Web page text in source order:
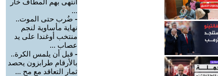
انتهى بهم المطاف خار
...
- ضُرب حتى الموت..
نهاية مأساوية لنجم
منتخب أوغندا على يد
عصاب ...
- قبل أن يلمس الكرة..
بالأرقام طرابزون يحصد
ثمار التعاقد مع مح ...